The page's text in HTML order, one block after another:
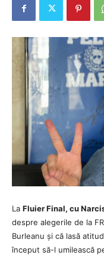
La Fluier Final, cu
despre alegerile de la
Burleanu și că lasă
început să-l umilească